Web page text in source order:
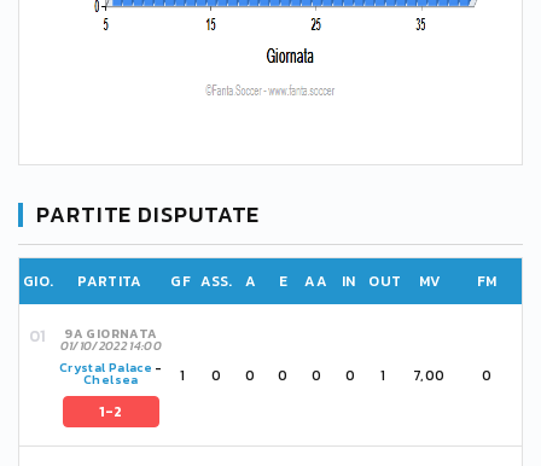
PARTITE DISPUTATE
GIO. PARTITA GF ASS. A E AA IN OUT MV FM
9A GIORNATA
01/10/2022 14:00
Crystal Palace -
Chelsea
1-2
1 0 0 0 0 0 1 7,00 0